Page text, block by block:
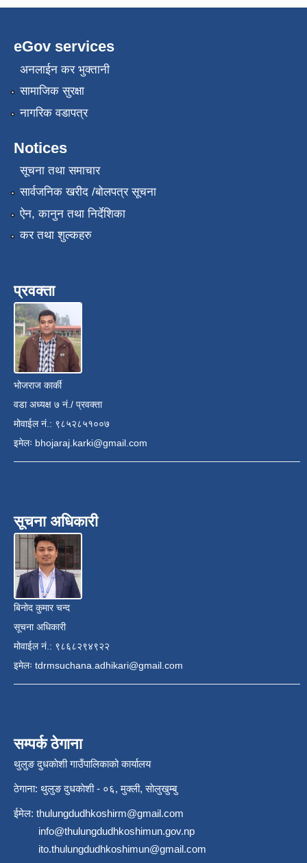
eGov services
अनलाईन कर भुक्तानी
सामाजिक सुरक्षा
नागरिक वडापत्र
Notices
सूचना तथा समाचार
सार्वजनिक खरीद /बोलपत्र सूचना
ऐन, कानुन तथा निर्देशिका
कर तथा शुल्कहरु
प्रवक्ता
भोजराज कार्की
वडा अध्यक्ष ७ नं./ प्रवक्ता
मोवाईल नं.: ९८५२८५१००७
इमेलः bhojaraj.karki@gmail.com
सूचना अधिकारी
बिनोद कुमार चन्द
सूचना अधिकारी
मोवाईल नं.: ९८६८२९४९२२
इमेलः tdrmsuchana.adhikari@gmail.com
सम्पर्क ठेगाना
थुलुङ दुधकाेशी गाउँपालिकाको कार्यालय
ठेगाना: थुलुङ दुधकाेशी - ०६, मुक्ली, साेलुखुम्बु
ईमेल: thulungdudhkoshirm@gmail.com
info@thulungdudhkoshimun.gov.np
ito.thulungdudhkoshimun@gmail.com